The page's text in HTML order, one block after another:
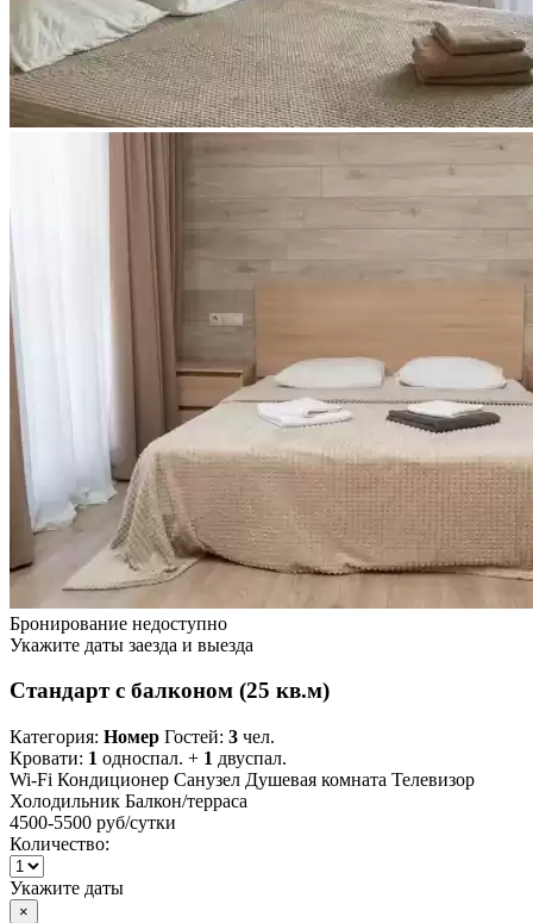
Бронирование недоступно
Укажите даты заезда и выезда
Стандарт с балконом (25 кв.м)
Категория: Номер Гостей: 3 чел.
Кровати: 1 односпал. + 1 двуспал.
Wi-Fi Кондиционер Санузел Душевая комната Телевизор
Холодильник Балкон/терраса
4500-5500 руб/сутки
Количество:
Укажите даты
×